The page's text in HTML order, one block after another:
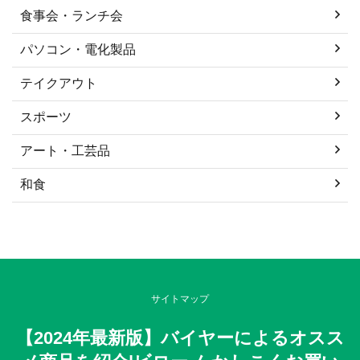
食事会・ランチ会
パソコン・電化製品
テイクアウト
スポーツ
アート・工芸品
和食
サイトマップ
【2024年最新版】バイヤーによるオスス